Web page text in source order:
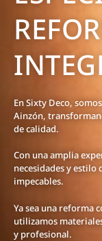
En Sixty Deco,
Ainzón,
de calidad.
Con una amplia
necesidades y estilo
impecables.
Ya sea una reforma
utilizamos
y profesional.